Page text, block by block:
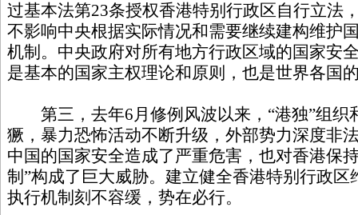
过基本法第23条授权香港特别行政区自行立法
不影响中央根据实际情况和需要继续建构维护
机制。中央政府对所有地方行政区域的国家安
是基本的国家主权理论和原则，也是世界各国
第三，去年6月修例风波以来，“港独”组织
獗，暴力恐怖活动不断升级，外部势力深度非
中国的国家安全造成了严重危害，也对香港保
制”构成了巨大威胁。建立健全香港特别行政
执行机制刻不容缓，势在必行。